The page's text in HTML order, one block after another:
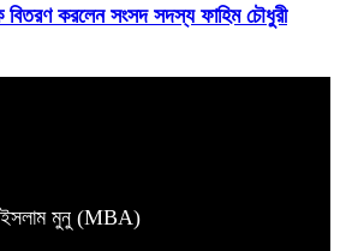
বিতরণ করলেন সংসদ সদস্য ফাহিম চৌধুরী
ইসলাম মুনু (MBA)